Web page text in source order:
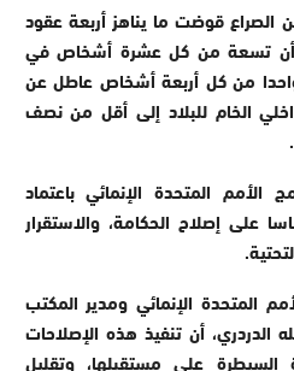
إلى أن 14 عاما من الصراع قوضت ما يناهز أربعة عقود
أن تسعة من كل عشرة أشخاص في
من كل أربعة أشخاص عاطل عن
الخام للبلاد إلى أقل من نصف
المتحدة الإنمائي باعتماد
على إصلاح الحكامة، والاستقرار
المتحدة الإنمائي ومدير المكتب
الدردري، أن تنفيذ هذه الإصلاحات
على مستقبلها، وتقليل